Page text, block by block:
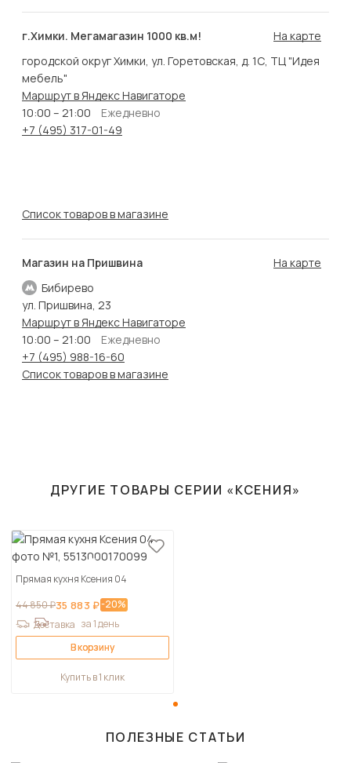
г.Химки. Мегамагазин 1000 кв.м!
На карте
городской округ Химки, ул. Горетовская, д. 1С, ТЦ "Идея
мебель"
Маршрут в Яндекс Навигаторе
10:00 – 21:00
Ежедневно
+7 (495) 317-01-49
Список товаров в магазине
Магазин на Пришвина
Бибирево
На карте
ул. Пришвина, 23
Маршрут в Яндекс Навигаторе
10:00 – 21:00
Ежедневно
+7 (495) 988-16-60
Список товаров в магазине
ДРУГИЕ ТОВАРЫ СЕРИИ «КСЕНИЯ»
Прямая кухня Ксения 04
44 850 ₽35 883 ₽-20%
Доставка за 1 день
В корзину
Купить в 1 клик
ПОЛЕЗНЫЕ СТАТЬИ